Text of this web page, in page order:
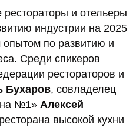
и отельеры
индустрии на 2025
по развитию и
Среди спикеров
рестораторов и
Бухаров, совладелец
№1» Алексей
высокой кухни